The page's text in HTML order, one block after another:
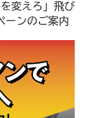
変えろ」飛び
ーンのご案内